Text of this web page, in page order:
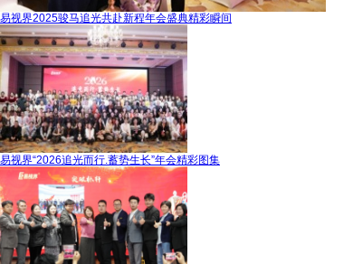
易视界2025骏马追光共赴新程年会盛典精彩瞬间
易视界“2026追光而行.蓄势生长”年会精彩图集